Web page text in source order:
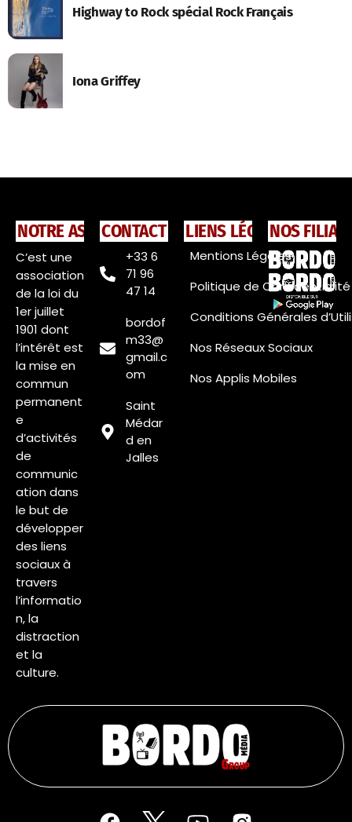
Highway to Rock spécial Rock Français
Iona Griffey
NOTRE ASSOCIATION
C’est une
association
de la loi du
1er juillet
1901 dont
l’intérêt est
la mise en
commun
permanent
e
d’activités
de
communic
ation dans
le but de
développer
des liens
sociaux à
travers
l’informatio
n, la
distraction
et la
culture.
CONTACT
+33 6
71 96
47 14
bordof
m33@
gmail.c
om
Saint
Médar
d en
Jalles
LIENS LÉGAUX
Mentions Légales
Politique de Confidentialité
Conditions Générales
Nos Réseaux Sociaux
Nos Applis Mobiles
NOS